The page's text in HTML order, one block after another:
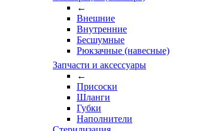
←
Внешние
Внутренние
Бесшумные
Рюкзачные (навесные)
Запчасти и аксессуары
←
Присоски
Шланги
Губки
Наполнители